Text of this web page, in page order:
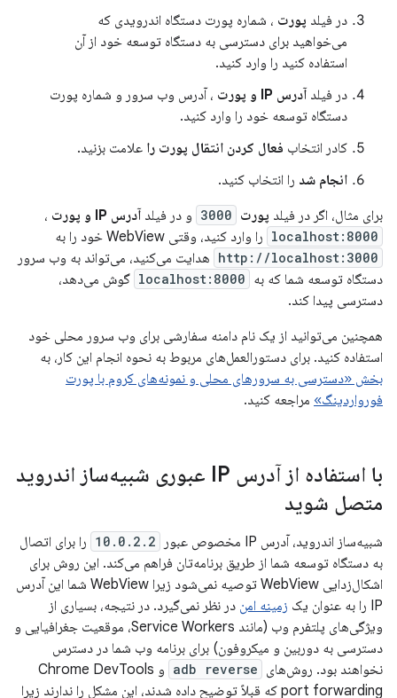
در فیلد پورت ، شماره پورت دستگاه اندرویدی که
می‌خواهید برای دسترسی به دستگاه توسعه خود از آن
استفاده کنید را وارد کنید.
در فیلد آدرس IP و پورت
، آدرس وب سرور و شماره پورت
دستگاه توسعه خود را وارد کنید.
کادر انتخاب فعال کردن انتقال پورت را علامت بزنید.
انجام شد را انتخاب کنید.
برای مثال، اگر در فیلد پورت 3000 و در فیلد آدرس IP و پورت ،
localhost:8000 را وارد کنید، وقتی WebView خود را به
http://localhost:3000 هدایت می‌کنید، می‌تواند به وب سرور
دستگاه توسعه شما که به localhost:8000 گوش می‌دهد،
دسترسی پیدا کند.
همچنین می‌توانید از یک نام دامنه سفارشی برای وب سرور محلی خود
استفاده کنید. برای دستورالعمل‌های مربوط به نحوه انجام این کار، به
بخش «دسترسی به سرورهای محلی و نمونه‌های کروم با پورت
فورواردینگ» مراجعه کنید.
با استفاده از آدرس IP عبوری شبیه‌ساز اندروید
متصل شوید
شبیه‌ساز اندروید، آدرس IP مخصوص عبور 10.0.2.2 را برای اتصال
به دستگاه توسعه شما از طریق برنامه‌تان فراهم می‌کند. این روش برای
اشکال‌زدایی WebView توصیه نمی‌شود زیرا WebView شما این آدرس
IP را به عنوان یک
زمینه امن در نظر نمی‌گیرد. در نتیجه، بسیاری از
ویژگی‌های پلتفرم وب (مانند Service Workers، موقعیت جغرافیایی و
دسترسی به دوربین و میکروفون) برای برنامه وب شما در دسترس
نخواهند بود. روش‌های adb reverse
و Chrome DevTools
port forwarding که قبلاً توضیح داده شدند، این مشکل را ندارند زیرا